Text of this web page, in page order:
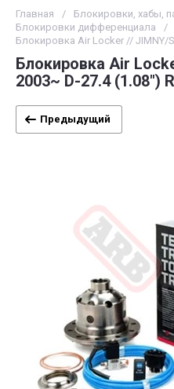
Главная / Блокировки, хабы,
Блокировки дифференциала
/
Блокировка Air Locker // JIMNY/
Блокировка Air
2003~ D-27.4 (1.08")
Предыдущий